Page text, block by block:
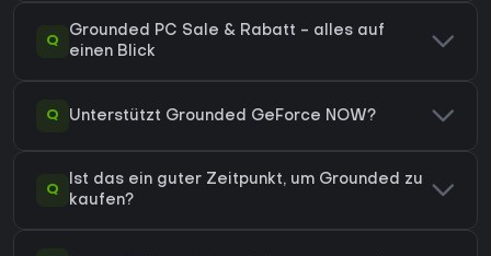
Q
Grounded PC Sale & Rabatt - alles auf
einen Blick
Q Unterstützt Grounded GeForce NOW?
Q
Ist das ein guter Zeitpunkt, um Grounded zu
kaufen?